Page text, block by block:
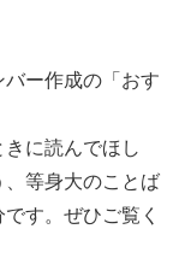
ー作成の「おす
きに読んでほし
等身大のことば
す。ぜひご覧く